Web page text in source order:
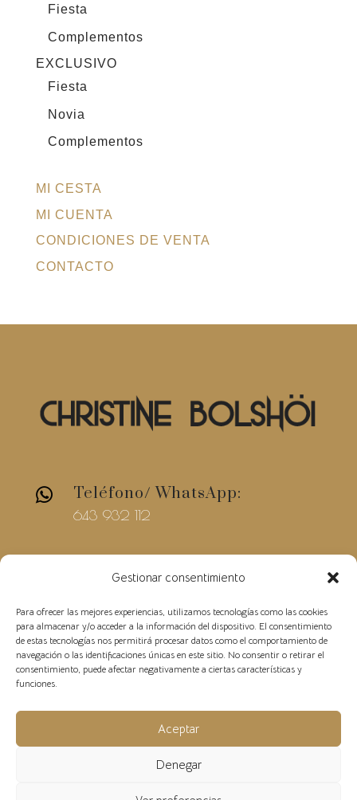
Gestionar consentimiento
Para ofrecer las mejores experiencias, utilizamos tecnologías como las cookies
para almacenar y/o acceder a la información del dispositivo. El consentimiento
de estas tecnologías nos permitirá procesar datos como el comportamiento de
navegación o las identificaciones únicas en este sitio. No consentir o retirar el
consentimiento, puede afectar negativamente a ciertas características y
funciones.
Aceptar
Denegar
Fiesta
Complementos
EXCLUSIVO
Fiesta
Novia
Complementos
MI CESTA
MI CUENTA
CONDICIONES DE VENTA
CONTACTO
 Teléfono/ WhatsApp:
643 932 112
christinebolshoi@gmail.com
Aviso Legal
Política de Cookies